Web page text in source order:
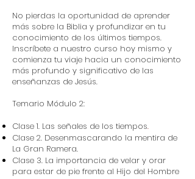
No pierdas la oportunidad de aprender
más sobre la Biblia y profundizar en tu
conocimiento de los últimos tiempos.
Inscríbete a nuestro curso hoy mismo y
comienza tu viaje hacia un conocimiento
más profundo y significativo de las
enseñanzas de Jesús.
Temario Módulo 2:
Clase 1. Las señales de los tiempos.
Clase 2. Desenmascarando la mentira de
La Gran Ramera.
Clase 3. La importancia de velar y orar
para estar de pie frente al Hijo del Hombre